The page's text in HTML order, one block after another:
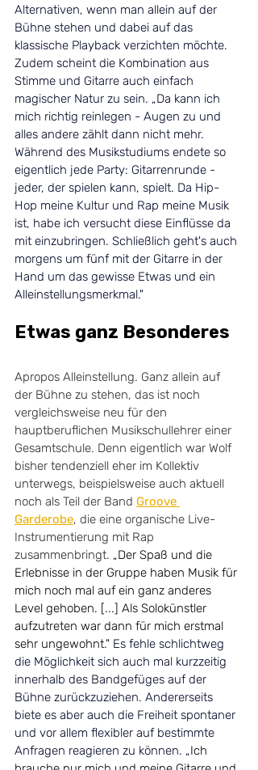
Alternativen, wenn man allein auf der
Bühne stehen und dabei auf das
klassische Playback verzichten möchte.
Zudem scheint die Kombination aus
Stimme und Gitarre auch einfach
magischer Natur zu sein. „Da kann ich
mich richtig reinlegen - Augen zu und
alles andere zählt dann nicht mehr.
Während des Musikstudiums endete so
eigentlich jede Party: Gitarrenrunde -
jeder, der spielen kann, spielt. Da Hip-
Hop meine Kultur und Rap meine Musik
ist, habe ich versucht diese Einflüsse da
mit einzubringen. Schließlich geht's auch
morgens um fünf mit der Gitarre in der
Hand um das gewisse Etwas und ein
Alleinstellungsmerkmal."
Etwas ganz Besonderes
Apropos Alleinstellung. Ganz allein auf
der Bühne zu stehen, das ist noch
vergleichsweise neu für den
hauptberuflichen Musikschullehrer einer
Gesamtschule. Denn eigentlich war Wolf
bisher tendenziell eher im Kollektiv
unterwegs, beispielsweise auch aktuell
noch als Teil der Band Groove
Garderobe, die eine organische Live-
Instrumentierung mit Rap
zusammenbringt. „Der Spaß und die
Erlebnisse in der Gruppe haben Musik für
mich noch mal auf ein ganz anderes
Level gehoben. [...] Als Solokünstler
aufzutreten war dann für mich erstmal
sehr ungewohnt." Es fehle schlichtweg
die Möglichkeit sich auch mal kurzzeitig
innerhalb des Bandgefüges auf der
Bühne zurückzuziehen. Andererseits
biete es aber auch die Freiheit spontaner
und vor allem flexibler auf bestimmte
Anfragen reagieren zu können. „Ich